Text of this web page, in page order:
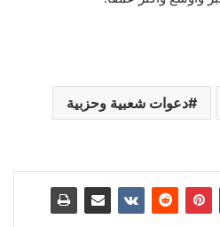
دعوات شعبية وحزبية